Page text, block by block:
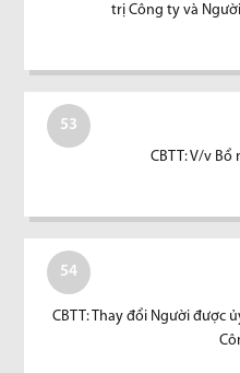
trị Công ty và
53
CBTT: V/v Bổ
54
CBTT: Thay đổi Người được